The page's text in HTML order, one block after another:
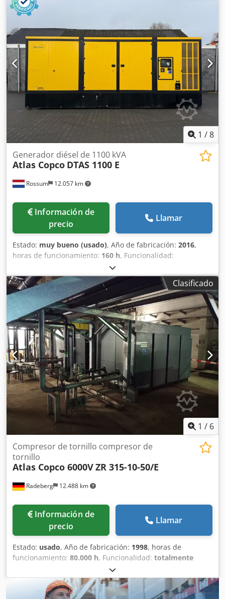
600 mm, capacidad nominal de aproximadamente 350 l.
LAS ESPECIFICACIONES DE LOS ACCESORIOS SE
PROPORCIONAN SIN GARANTÍA. Nos reservamos el
derecho a realizar modificaciones, ventas intermedias y a
corregir errores. Dkedpfx Agsi Rpmts Sjr
1 /8
Rossum 12.057 km
Generador diésel de 1100 kVA
Atlas Copco DTAS 1100 E
Información de
precio
Llamar
Estado: muy bueno (usado), Año de fabricación: 2016,
horas de funcionamiento: 160 h, Funcionalidad:
, potencia nominal (aparente):
kVA, Ofrecemos generador Atlas-Copco DTAS 1100 E – 110
kVA en buen estado Año de fabricación: 2016 Horas de
funcionamiento: 160 horas Combustible: Diésel Capacidad
del depósito: 1000 litros Impulsado por motor MTU.
Dkjdpfx Asyy Dkasg Ssr Más detalles disponibles a
petición, el generador está disponible de inmediato.
Clasificado
1 / 6
Radeberg 12.488 km
Compresor de tornillo compresor de
tornillo
Atlas Copco 6000VZR 315-10-50/E
Información de
precio
Llamar
Estado: usado, Año de fabricación: 1998, horas de
funcionamiento: 80.000 h, Funcionalidad: totalmente
6.550 kg, longitud total:
ancho total:2.120 mm, altura total:2.400 mm, fabricante
de motores:Siemens, potencia:315 kW (428,28 CV),